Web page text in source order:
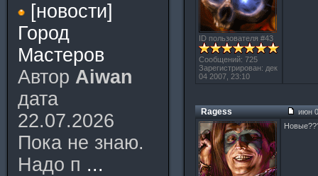
[новости]
Город
Мастеров
Автор Aiwan
дата
22.07.2026
Пока не знаю.
Надо п ...
ID пользователя #43
Сообщений: 725
Зарегистрирован: дек
04 2007, 23:10
Ragess июн